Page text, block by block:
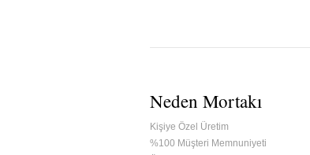
Neden Mortakı
Kişiye Özel Üretim
%100 Müşteri Memnuniyeti